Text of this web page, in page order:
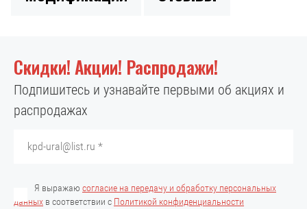
Скидки! Акции! Распродажи!
Подпишитесь и узнавайте первыми об акциях и
распродажах
Я выражаю согласие на передачу и обработку персональных
данных в соответствии с Политикой конфиденциальности